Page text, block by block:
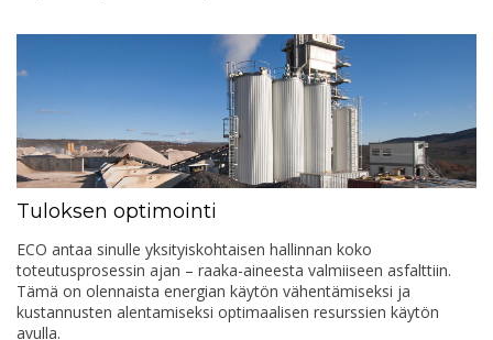
Tuloksen optimointi
ECO antaa sinulle yksityiskohtaisen hallinnan koko
toteutusprosessin ajan – raaka-aineesta valmiiseen asfalttiin.
Tämä on olennaista energian käytön vähentämiseksi ja
kustannusten alentamiseksi optimaalisen resurssien käytön
avulla.